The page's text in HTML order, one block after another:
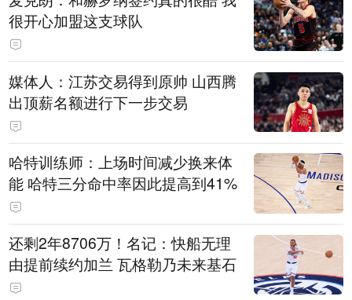
很开心加盟这支球队
媒体人：江苏交易得到原帅 山西腾
出顶薪名额进行下一步交易
哈特训练师：上场时间减少换来体
能 哈特三分命中率因此提高到41%
还剩2年8706万！名记：快船无理
由提前续约加兰 瓦格勒乃未来基石